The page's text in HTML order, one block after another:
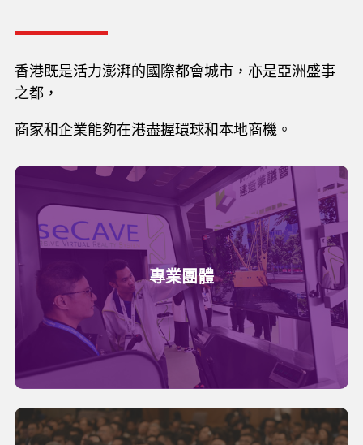
香港既是活力澎湃的國際都會城市，亦是亞洲盛事
之都，
商家和企業能夠在港盡握環球和本地商機。
專業團體